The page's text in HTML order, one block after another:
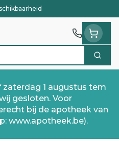
Zoek
zaterdag 1 augustus tem
gesloten. Voor
bij de apotheek van
www.apotheek.be).